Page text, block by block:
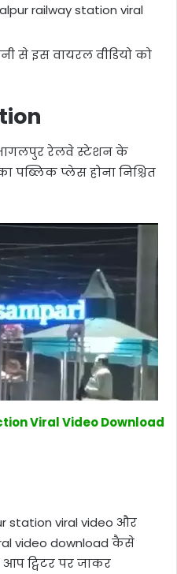
railway station viral
से इस वायरल वीडियो को
भागलपुर रेलवे स्टेशन के
पब्लिक प्लेस होना निश्चित
Viral Video Download
station viral video और
video download कैसे
ट्विटर पर जाकर